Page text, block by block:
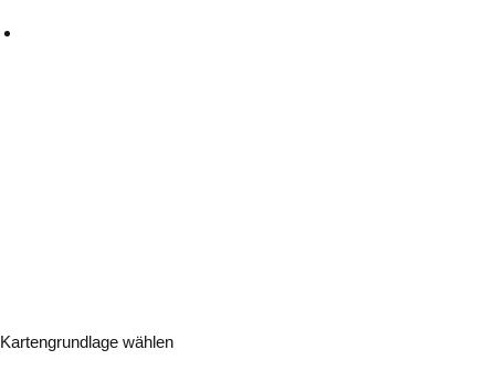
Kartengrundlage wählen